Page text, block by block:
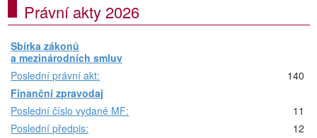
Právní akty 2026
Sbírka zákonů
a mezinárodních smluv
Poslední právní akt:
140
Finanční zpravodaj
Poslední číslo vydané MF:
11
Poslední předpis:
12